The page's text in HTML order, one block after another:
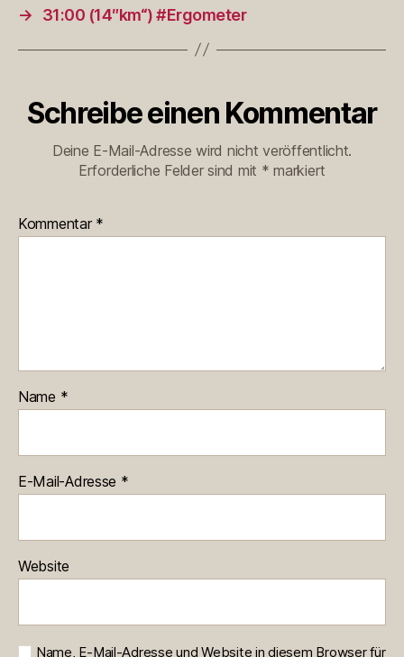
→
31:00 (14″km“) #Ergometer
Schreibe einen Kommentar
Deine E-Mail-Adresse wird nicht veröffentlicht.
Erforderliche Felder sind mit * markiert
Kommentar *
Name *
E-Mail-Adresse *
Website
Name, E-Mail-Adresse und Website in diesem Browser für